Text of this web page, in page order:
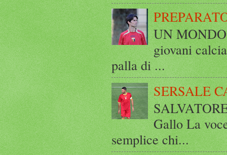
UN
giovani
palla di ...
SERSALE
Gallo La
semplice chi...